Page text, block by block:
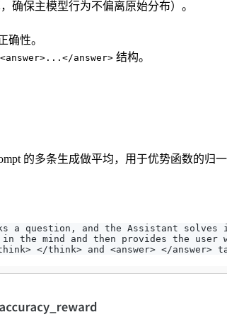
确保主模型行为不偏离原始分布）。
确性。
answer> 结构。
的多条生成做平均，用于优势函数的归
a question, and the Assistant solves
the mind and then provides the user
</think> and <answer> </answer>